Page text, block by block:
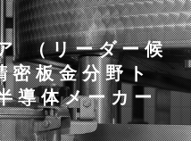
（リーダー候
密板金分野ト
導体メーカー